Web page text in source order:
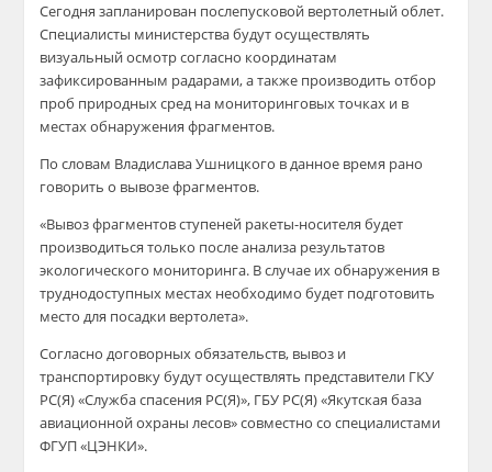
Сегодня запланирован послепусковой вертолетный облет.
Специалисты министерства будут осуществлять
визуальный осмотр согласно координатам
зафиксированным радарами, а также производить отбор
проб природных сред на мониторинговых точках и в
местах обнаружения фрагментов.
По словам Владислава Ушницкого в данное время рано
говорить о вывозе фрагментов.
«Вывоз фрагментов ступеней ракеты-носителя будет
производиться только после анализа результатов
экологического мониторинга. В случае их обнаружения в
труднодоступных местах необходимо будет подготовить
место для посадки вертолета».
Согласно договорных обязательств, вывоз и
транспортировку будут осуществлять представители ГКУ
РС(Я) «Служба спасения РС(Я)», ГБУ РС(Я) «Якутская база
авиационной охраны лесов» совместно со специалистами
ФГУП «ЦЭНКИ».